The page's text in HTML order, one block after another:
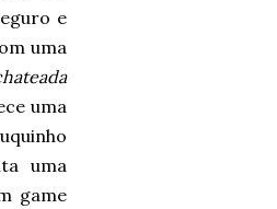
e
uma
uma
uma
game